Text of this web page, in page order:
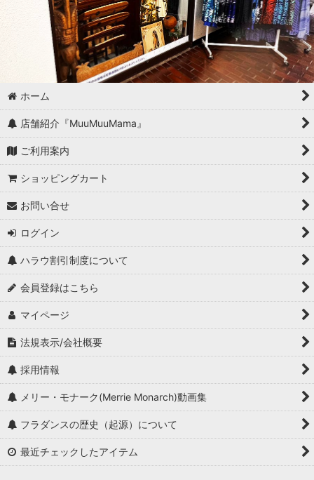
ホーム
店舗紹介『MuuMuuMama』
ご利用案内
ショッピングカート
お問い合せ
ログイン
ハラウ割引制度について
会員登録はこちら
マイページ
法規表示/会社概要
採用情報
メリー・モナーク(Merrie Monarch)動画集
フラダンスの歴史（起源）について
最近チェックしたアイテム